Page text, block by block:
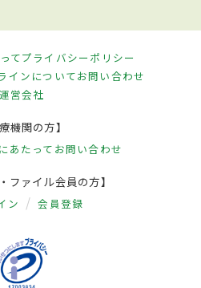
てプライバシーポリシー
インについてお問い合わせ
運営会社
機関の方】
あたって お問い合わせ
ファイル会員の方】
ン 会員登録